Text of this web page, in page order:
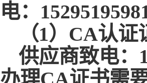
电：15295195981
（1）CA认证
供应商致电：